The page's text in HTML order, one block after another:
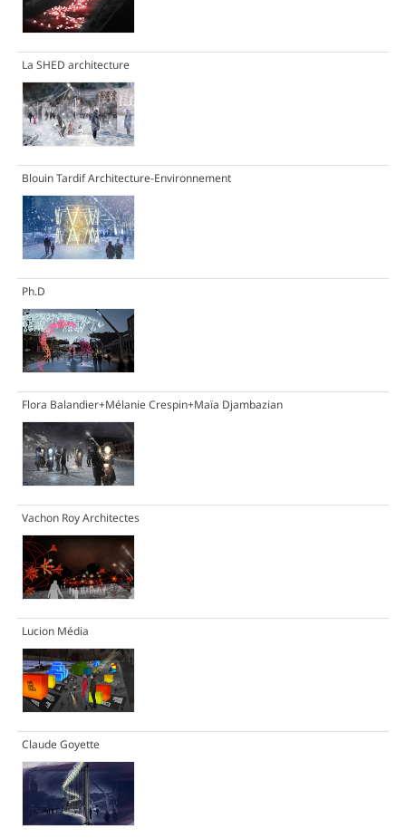
La SHED architecture
Blouin Tardif Architecture-Environnement
Ph.D
Flora Balandier+Mélanie Crespin+Maïa Djambazian
Vachon Roy Architectes
Lucion Média
Claude Goyette